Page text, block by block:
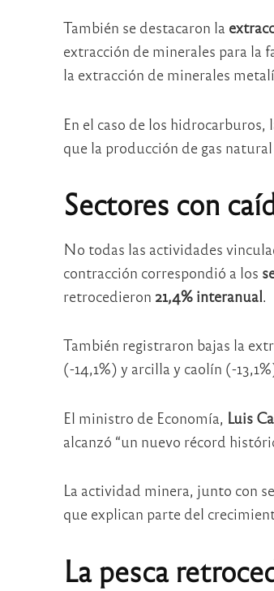
También se destacaron la
extracción de minerales para la
la extracción de minerales
En el caso de los hidrocarburos,
que la producción de gas
Sectores con
No todas las actividades
contracción correspondió a los
retrocedieron 21,4% interanual.
También registraron bajas la
(-14,1%) y arcilla y caolín (-
El ministro de Economía, Luis
alcanzó “un nuevo récord
La actividad minera, junto con
que explican parte del
La pesca